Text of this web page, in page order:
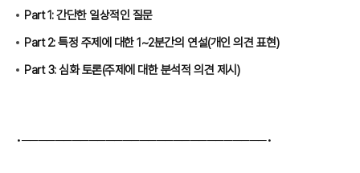
Part 1: 간단한 일상적인 질문
Part 2: 특정 주제에 대한 1~2분간의 연설(개인 의견 표현)
Part 3: 심화 토론(주제에 대한 분석적 의견 제시)
•─────────────────────────────•